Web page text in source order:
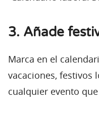
3. Añade
Marca en el
vacaciones, festivos
cualquier evento